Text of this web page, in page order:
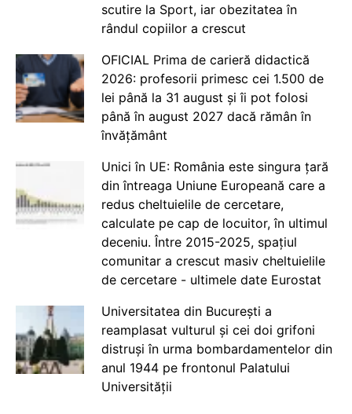
scutire la Sport, iar obezitatea în
rândul copiilor a crescut
OFICIAL Prima de carieră didactică
2026: profesorii primesc cei 1.500 de
lei până la 31 august și îi pot folosi
până în august 2027 dacă rămân în
învățământ
Unici în UE: România este singura țară
din întreaga Uniune Europeană care a
redus cheltuielile de cercetare,
calculate pe cap de locuitor, în ultimul
deceniu. Între 2015-2025, spațiul
comunitar a crescut masiv cheltuielile
de cercetare - ultimele date Eurostat
Universitatea din București a
reamplasat vulturul și cei doi grifoni
distruși în urma bombardamentelor din
anul 1944 pe frontonul Palatului
Universității